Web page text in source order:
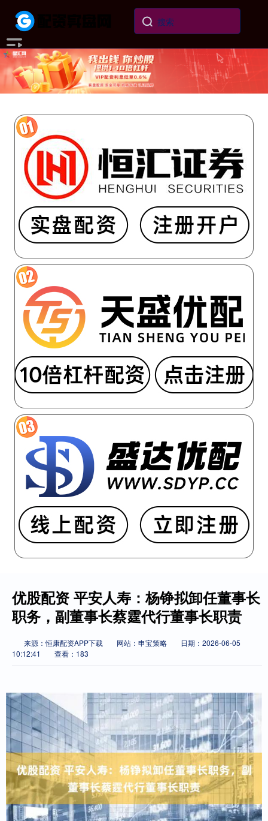
优股配资 平安人寿：杨铮拟卸任董事长
职务，副董事长蔡霆代行董事长职责
来源：恒康配资APP下载 网站：申宝策略
日期：2026-06-05
10:12:41
查看：183